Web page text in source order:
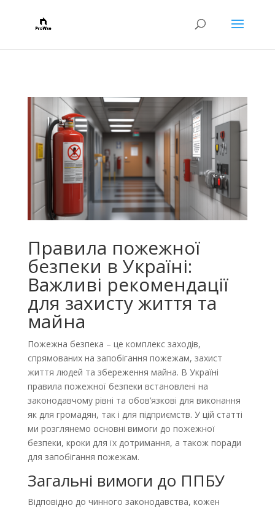
Правила пожежної
безпеки в Україні:
Важливі рекомендації
для захисту життя та
майна
Пожежна безпека – це комплекс заходів,
спрямованих на запобігання пожежам, захист
життя людей та збереження майна. В Україні
правила пожежної безпеки встановлені на
законодавчому рівні та обов’язкові для виконання
як для громадян, так і для підприємств. У цій статті
ми розглянемо основні вимоги до пожежної
безпеки, кроки для їх дотримання, а також поради
для запобігання пожежам.
Загальні вимоги до ППБУ
Відповідно до чинного законодавства, кожен